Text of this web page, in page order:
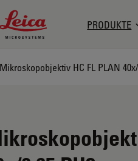
Leica Microsystems Logo
PRODUKTE
Mikroskopobjektiv HC FL PLAN